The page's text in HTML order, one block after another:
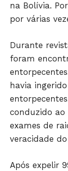
POLÍTICA
na Bolívia.
por várias
Durante
foram
havia
conduzido ao
exames de
veracidade
Após expelir